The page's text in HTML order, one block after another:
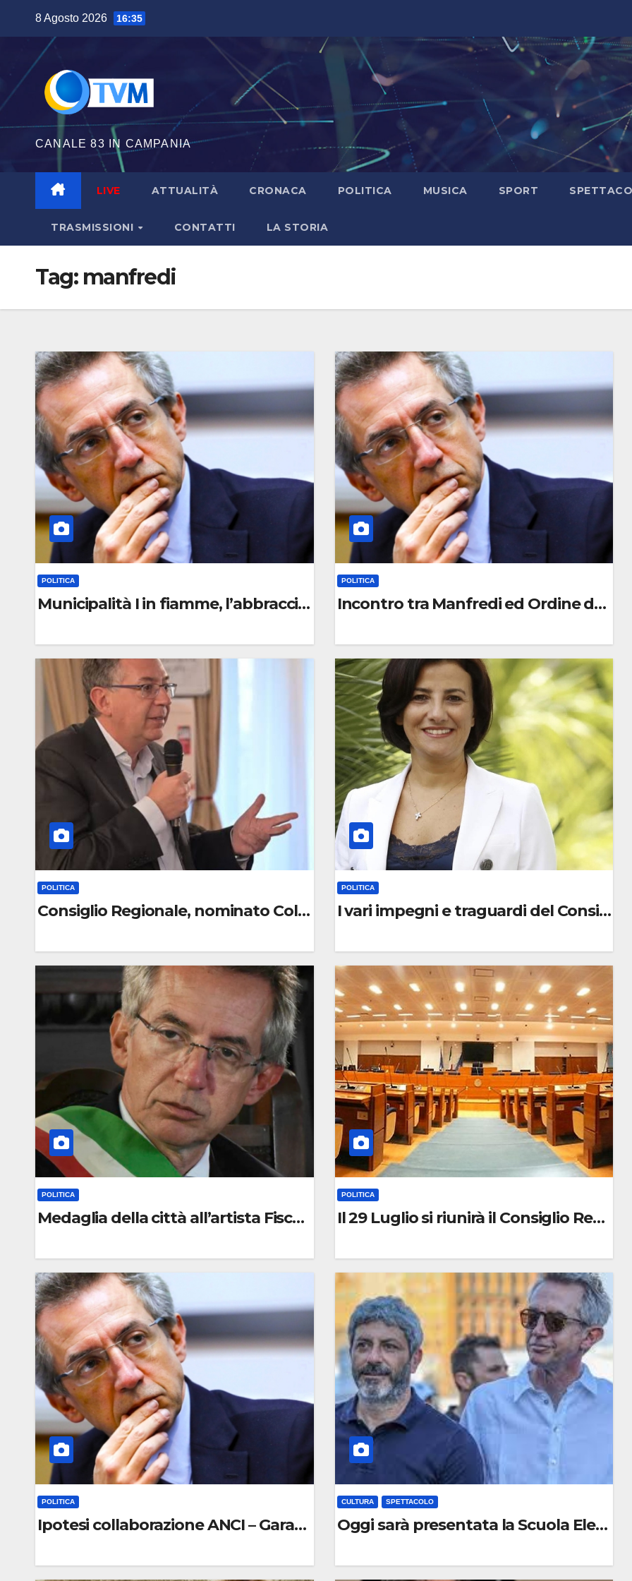
contenuto
8 Agosto 2026 16:35
CANALE 83 IN CAMPANIA
LIVE ATTUALITÀ CRONACA POLITICA MUSICA SPORT
TRASMISSIONI CONTATTI LA STORIA
Tag: manfredi
POLITICA
Municipalità I in fiamme, l’abbraccio di Manfredi
0
T
POLITICA
Incontro tra Manfredi ed Ordine dei
0
C
O
M
M
E
N
T
O
POLITICA
Consiglio Regionale, nominato Collegio dei Revisori
0
M
POLITICA
I vari impegni e traguardi del Consiglio
0
C
O
M
M
E
N
T
O
POLITICA
Medaglia della città all’artista Fiscardi
0
C
O
M
M
E
N
T
POLITICA
Il 29 Luglio si riunirà il Consiglio
0
M
E
N
O
POLITICA
Ipotesi collaborazione ANCI – Garanti detenuti
0
CULTURA SPETTACOLO
Oggi sarà presentata la Scuola
0